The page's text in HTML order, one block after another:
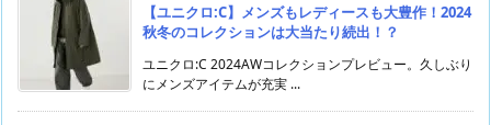
【ユニクロ:C】メンズもレディースも大豊作！2024
秋冬のコレクションは大当たり続出！？
ユニクロ:C 2024AWコレクションプレビュー。久しぶり
にメンズアイテムが充実 ...